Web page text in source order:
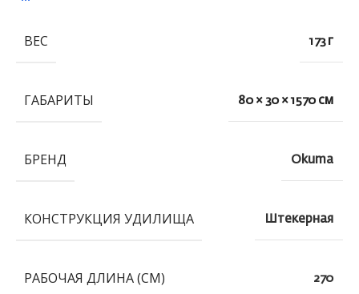
ВЕС 173 г
ГАБАРИТЫ 80 × 30 × 1570 см
БРЕНД Okuma
КОНСТРУКЦИЯ УДИЛИЩА Штекерная
РАБОЧАЯ ДЛИНА (СМ) 270